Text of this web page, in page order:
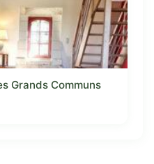
Grands Communs